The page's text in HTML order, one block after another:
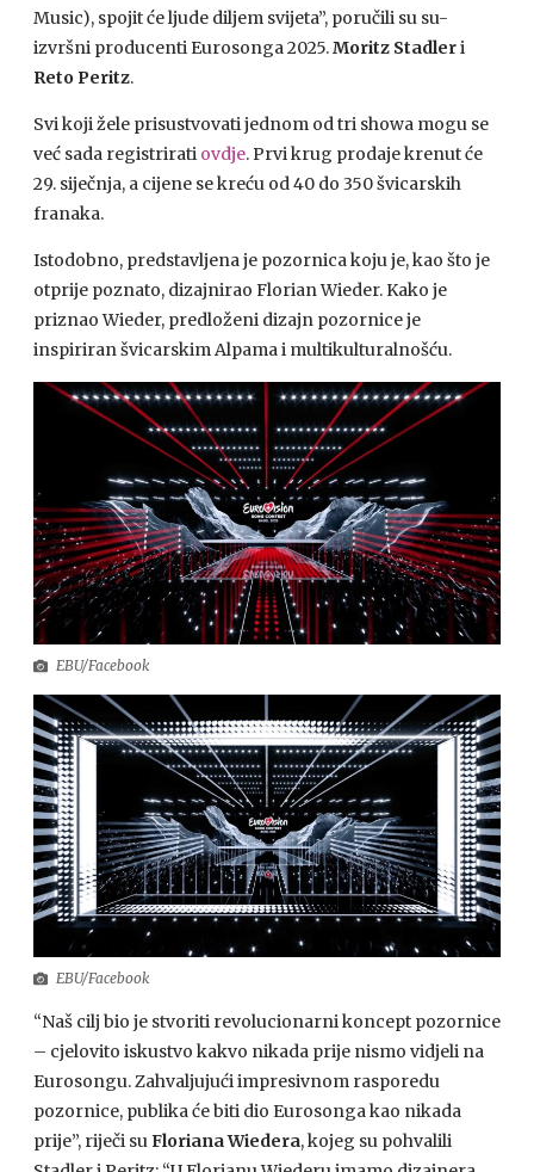
Music), spojit će ljude diljem svijeta”, poručili su su-
izvršni producenti Eurosonga 2025.Moritz Stadleri
Reto Peritz.
Svi koji žele prisustvovati jednom od tri showa mogu se
već sada registrirati ovdje. Prvi krug prodaje krenut će
29. siječnja, a cijene se kreću od 40 do 350 švicarskih
franaka.
Istodobno, predstavljena je pozornica koju je, kao što je
otprije poznato, dizajnirao Florian Wieder. Kako je
priznao Wieder, predloženi dizajn pozornice je
inspiriran švicarskim Alpama i multikulturalnošću.
EBU/Facebook
EBU/Facebook
“Naš cilj bio je stvoriti revolucionarni koncept pozornice
– cjelovito iskustvo kakvo nikada prije nismo vidjeli na
Eurosongu. Zahvaljujući impresivnom rasporedu
pozornice, publika će biti dio Eurosonga kao nikada
prije”, riječi suFloriana Wiedera, kojeg su pohvalili